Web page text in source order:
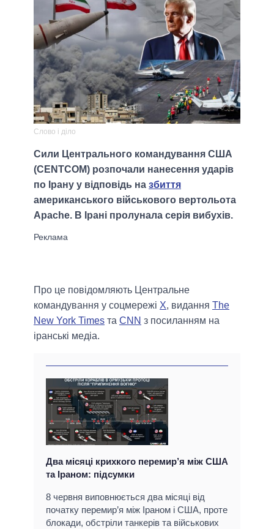
Слово і діло
Сили Центрального командування США
(CENTCOM) розпочали нанесення ударів
по Ірану у відповідь на збиття
американського військового вертольота
Apache. В Ірані пролунала серія вибухів.
Про це повідомляють Центральне
командування у соцмережі Х, видання The
New York Times та CNN з посиланням на
іранські медіа.
Два місяці крихкого перемир’я між США
та Іраном: підсумки
8 червня виповнюється два місяці від
початку перемир’я між Іраном і США, проте
блокади, обстріли танкерів та військових